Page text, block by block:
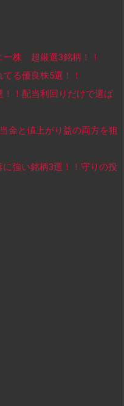
ー株 超厳選3銘柄！！
る優良株5選！！
！！配当利回りだけで選ば
金と値上がり益の両方を狙
に強い銘柄3選！！守りの投